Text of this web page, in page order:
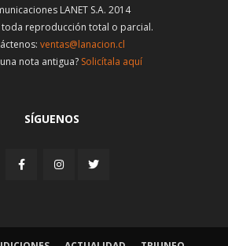
LANET S.A. 2014
toda reproducción total o parcial.
ventas@lanacion.cl
nota antigua? Solicítala aquí
SÍGUENOS